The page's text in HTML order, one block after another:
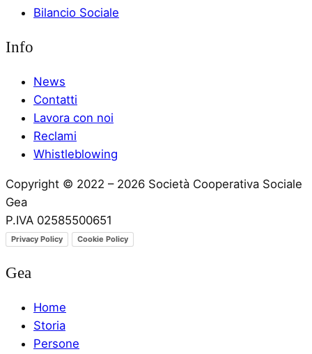
Bilancio Sociale
Info
News
Contatti
Lavora con noi
Reclami
Whistleblowing
Copyright © 2022 – 2026 Società Cooperativa Sociale
Gea
P.IVA 02585500651
Privacy Policy Cookie Policy
Gea
Home
Storia
Persone